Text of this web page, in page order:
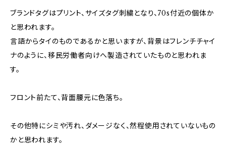
ブランドタグはプリント、サイズタグ刺繍となり、70s付近の個体か
と思われます。
言語からタイのものであるかと思いますが、背景はフレンチチャイ
ナのように、移民労働者向けへ製造されていたものと思われま
す。
フロント前たて、背面腰元に色落ち。
その他特にシミや汚れ、ダメージなく、然程使用されていないもの
かと思われます。